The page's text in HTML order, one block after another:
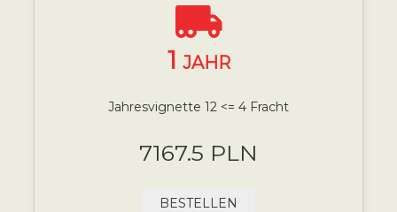
1 JAHR
Jahresvignette 12 <= 4 Fracht
7167.5 PLN
BESTELLEN